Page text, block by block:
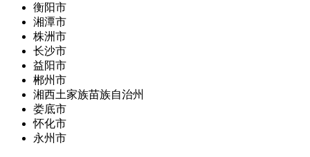
衡阳市
湘潭市
株洲市
长沙市
益阳市
郴州市
湘西土家族苗族自治州
娄底市
怀化市
永州市